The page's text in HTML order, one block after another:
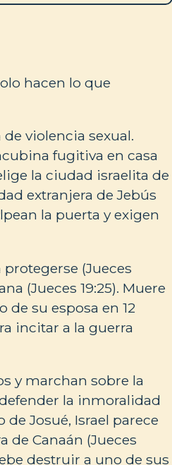
hacen lo que
violencia sexual.
fugitiva en casa
la ciudad israelita de
extranjera de Jebús
la puerta y exigen
(Jueces
(Jueces 19:25). Muere
de su esposa en 12
incitar a la guerra
y marchan sobre la
la inmoralidad
de Josué, Israel parece
Canaán (Jueces
destruir a uno de sus